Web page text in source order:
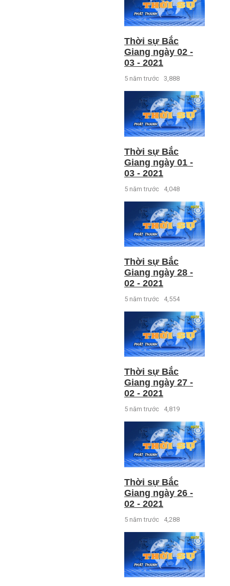
Thời sự Bắc
Giang ngày 02 -
03 - 2021
5 năm trước 3,888
Thời sự Bắc
Giang ngày 01 -
03 - 2021
5 năm trước 4,048
Thời sự Bắc
Giang ngày 28 -
02 - 2021
5 năm trước 4,554
Thời sự Bắc
Giang ngày 27 -
02 - 2021
5 năm trước 4,819
Thời sự Bắc
Giang ngày 26 -
02 - 2021
5 năm trước 4,288